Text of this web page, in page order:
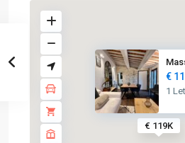
€ 119K
€
1